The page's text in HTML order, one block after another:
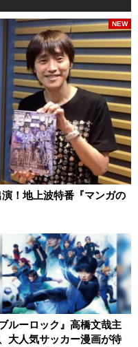
！地上波特番『マンガの
NEW
ブルーロック』高橋文哉主
大人気サッカー漫画が待